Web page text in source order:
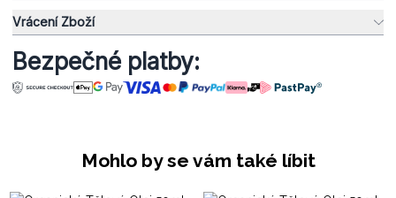
Vrácení Zboží
Bezpečné platby:
Mohlo by se vám také líbit